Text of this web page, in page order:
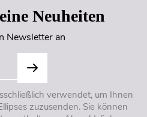
Neuheiten
Newsletter an
verwendet, um Ihnen
zuzusenden. Sie können